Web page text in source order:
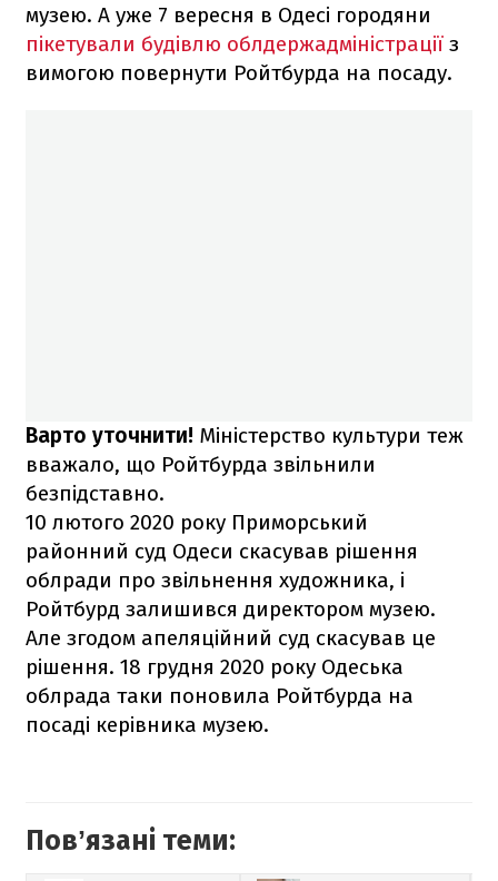
музею. А уже 7 вересня в Одесі городяни
пікетували будівлю облдержадміністрації з
вимогою повернути Ройтбурда на посаду.
Варто уточнити! Міністерство культури теж
вважало, що Ройтбурда звільнили
безпідставно.
10 лютого 2020 року Приморський
районний суд Одеси скасував рішення
облради про звільнення художника, і
Ройтбурд залишився директором музею.
Але згодом апеляційний суд скасував це
рішення. 18 грудня 2020 року Одеська
облрада таки поновила Ройтбурда на
посаді керівника музею.
Повʼязані теми: